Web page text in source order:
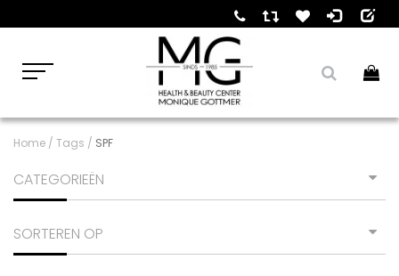
Home / Tags / SPF
CATEGORIEËN
SORTEREN OP